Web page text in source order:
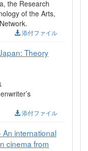
the Research
of the Arts,
添付ファイル
Theory
添付ファイル
international
cinema from